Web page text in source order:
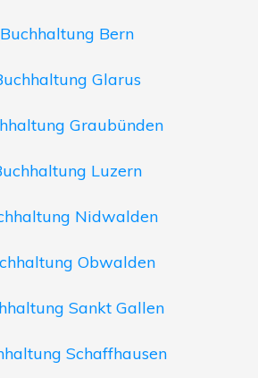
Buchhaltung Bern
Glarus
Graubünden
Luzern
Nidwalden
Obwalden
Sankt Gallen
Schaffhausen